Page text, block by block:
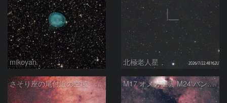
mikoyan 北極老人星
さそり座の尾付近の空域 260718 M17 オメガ星雲 M24 バンビの横顔 いて座